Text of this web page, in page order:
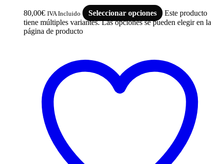
80,00€ IVA Incluido Seleccionar opciones
Este producto
tiene múltiples variantes. Las opciones se pueden elegir en la
página de producto